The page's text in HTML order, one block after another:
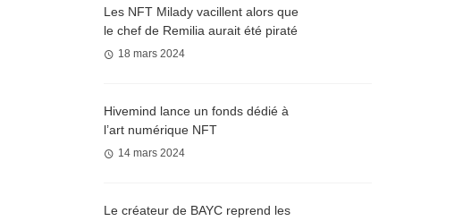
Les NFT Milady vacillent alors que
le chef de Remilia aurait été piraté
18 mars 2024
Hivemind lance un fonds dédié à
l’art numérique NFT
14 mars 2024
Le créateur de BAYC reprend les